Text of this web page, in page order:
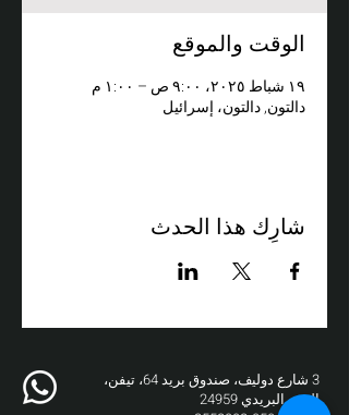
الوقت والموقع
١٩ شباط ٢٠٢٥، ٩:٠٠ ص – ١:٠٠ م
دالتون, دالتون، إسرائيل
شارِك هذا الحدث
3 شارع دوليف، صندوق بريد 64، تيفن،
الرمز البريدي 24959